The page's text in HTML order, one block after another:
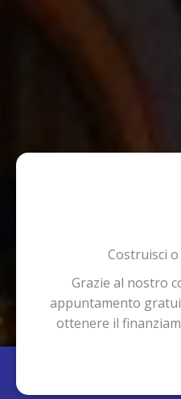
Costruisci
Grazie al nostro
appuntamento
ottenere il